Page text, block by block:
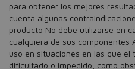
para obtener los mejores
cuenta algunas
producto No debe utilizarse en
cualquiera de sus componentes
uso en situaciones en las que
dificultado o impedido, como